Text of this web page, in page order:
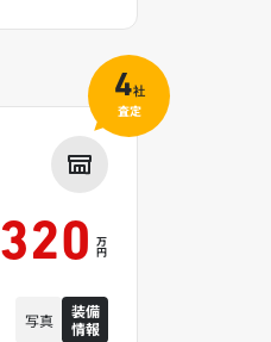
320 万
円
写真
装備
情報
4社
査定